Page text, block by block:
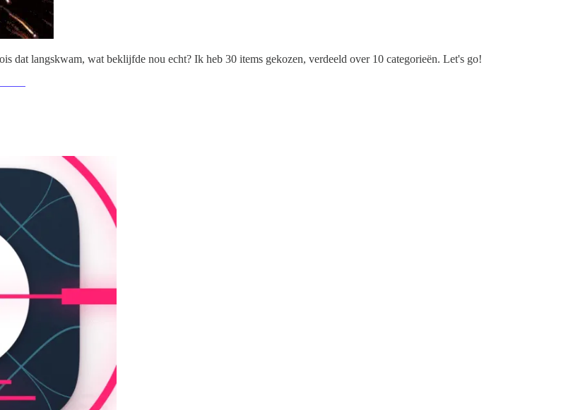
dat langskwam, wat beklijfde nou echt? Ik heb 30 items gekozen, verdeeld over 10 categorieën. Let's go!